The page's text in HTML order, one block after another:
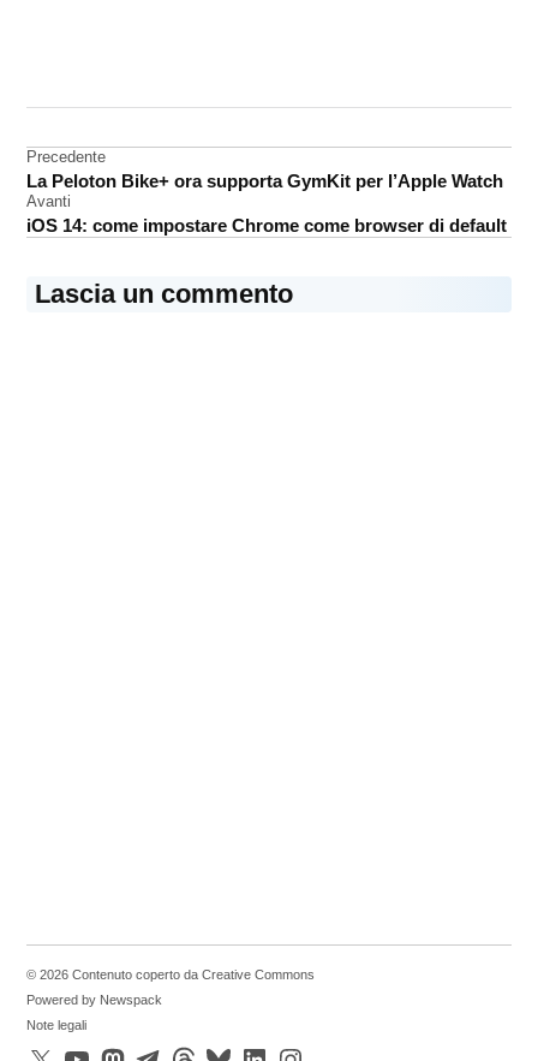
Navigazione
articoli
Precedente
La Peloton Bike+ ora supporta GymKit per l’Apple Watch
Avanti
iOS 14: come impostare Chrome come browser di default
Lascia un commento
© 2026 Contenuto coperto da Creative Commons
Powered by Newspack
Note legali
X
YouTubeMastodonTelegramThreadsBlueskyLinkedInInstagram